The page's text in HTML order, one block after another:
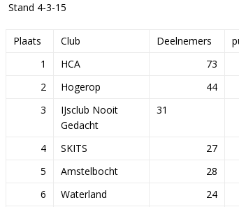
Stand 4-3-15
Plaats Club Deelnemers
1
HCA 73
2
Hogerop 44
3
IJsclub Nooit
Gedacht
31
4 SKITS 27
5
Amstelbocht 28
6
Waterland 24